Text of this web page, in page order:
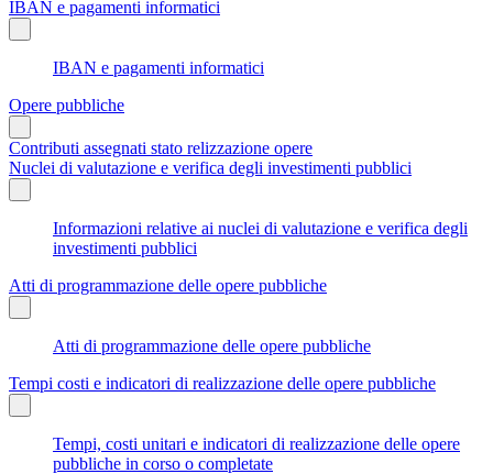
IBAN e pagamenti informatici
IBAN e pagamenti informatici
Opere pubbliche
Contributi assegnati stato relizzazione opere
Nuclei di valutazione e verifica degli investimenti pubblici
Informazioni relative ai nuclei di valutazione e verifica degli
investimenti pubblici
Atti di programmazione delle opere pubbliche
Atti di programmazione delle opere pubbliche
Tempi costi e indicatori di realizzazione delle opere pubbliche
Tempi, costi unitari e indicatori di realizzazione delle opere
pubbliche in corso o completate